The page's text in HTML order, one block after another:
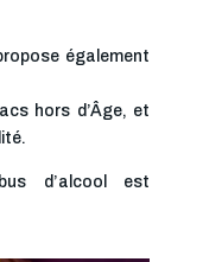
également
hors d’Âge, et
d’alcool est